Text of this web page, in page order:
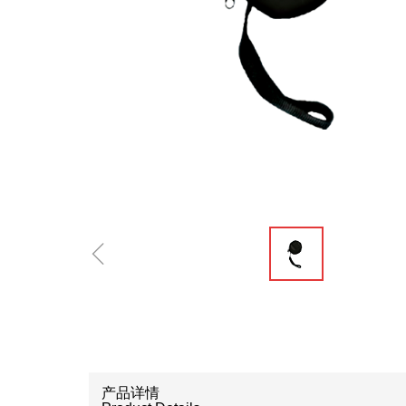
ꁆ
产品详情